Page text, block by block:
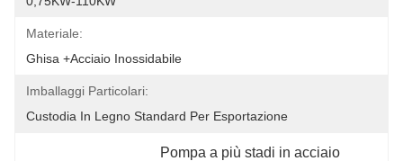
Materiale:
Ghisa +acciaio Inossidabile
Imballaggi Particolari:
Custodia In Legno Standard Per Esportazione
Pompa a più stadi in acciaio